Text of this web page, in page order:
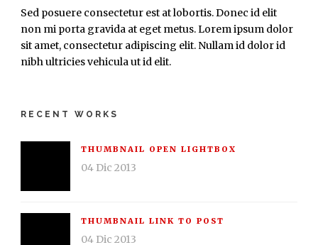
Sed posuere consectetur est at lobortis. Donec id elit
non mi porta gravida at eget metus. Lorem ipsum dolor
sit amet, consectetur adipiscing elit. Nullam id dolor id
nibh ultricies vehicula ut id elit.
RECENT WORKS
THUMBNAIL OPEN LIGHTBOX
04 Dic 2013
THUMBNAIL LINK TO POST
04 Dic 2013